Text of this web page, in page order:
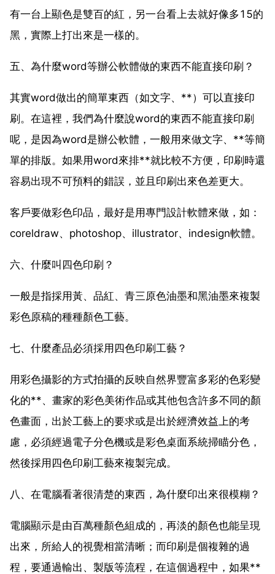
有一台上顯色是雙百的紅，另一台看上去就好像多15的
黑，實際上打出來是一樣的。
五、為什麼word等辦公軟體做的東西不能直接印刷？
其實word做出的簡單東西（如文字、**）可以直接印
刷。在這裡，我們為什麼說word的東西不能直接印刷
呢，是因為word是辦公軟體，一般用來做文字、**等簡
單的排版。如果用word來排**就比較不方便，印刷時還
容易出現不可預料的錯誤，並且印刷出來色差更大。
客戶要做彩色印品，最好是用專門設計軟體來做，如：
coreldraw、photoshop、illustrator、indesign軟體。
六、什麼叫四色印刷？
一般是指採用黃、品紅、青三原色油墨和黑油墨來複製
彩色原稿的種種顏色工藝。
七、什麼產品必須採用四色印刷工藝？
用彩色攝影的方式拍攝的反映自然界豐富多彩的色彩變
化的**、畫家的彩色美術作品或其他包含許多不同的顏
色畫面，出於工藝上的要求或是出於經濟效益上的考
慮，必須經過電子分色機或是彩色桌面系統掃瞄分色，
然後採用四色印刷工藝來複製完成。
八、在電腦看著很清楚的東西，為什麼印出來很模糊？
電腦顯示是由百萬種顏色組成的，再淡的顏色也能呈現
出來，所給人的視覺相當清晰；而印刷是個複雜的過
程，要通過輸出、製版等流程，在這個過程中，如果**